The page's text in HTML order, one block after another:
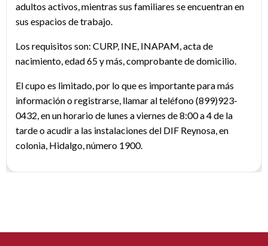
adultos activos, mientras sus familiares se encuentran en
sus espacios de trabajo.
Los requisitos son: CURP, INE, INAPAM, acta de
nacimiento, edad 65 y más, comprobante de domicilio.
El cupo es limitado, por lo que es importante para más
información o registrarse, llamar al teléfono (899)923-
0432, en un horario de lunes a viernes de 8:00 a 4 de la
tarde o acudir a las instalaciones del DIF Reynosa, en
colonia, Hidalgo, número 1900.